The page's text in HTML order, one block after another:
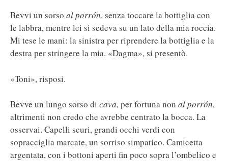
Bevvi un sorso alporrón, senza toccare la bottiglia con
le labbra, mentre lei si sedeva su un lato della mia roccia.
Mi tese le mani: la sinistra per riprendere la bottiglia e la
destra per stringere la mia. «Dagma», si presentò.
«Toni», risposi.
Bevve un lungo sorso di cava, per fortuna non alporrón,
altrimenti non credo che avrebbe centrato la bocca. La
osservai. Capelli scuri, grandi occhi verdi con
sopracciglia marcate, un sorriso simpatico. Camicetta
argentata, con i bottoni aperti fin poco sopra l’ombelico e